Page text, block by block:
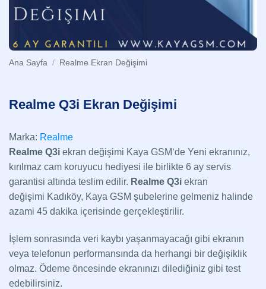
Ana Sayfa / Realme Ekran Değişimi
Realme Q3i Ekran Değişimi
Marka: Realme
Realme Q3i ekran değişimi Kaya GSM‘de Yeni ekranınız,
kırılmaz cam koruyucu hediyesi ile birlikte 6 ay servis
garantisi altında teslim edilir. Realme Q3i ekran
değişimi Kadıköy, Kaya GSM şubelerine gelmeniz halinde
azami 45 dakika içerisinde gerçekleştirilir.
İşlem sonrasında veri kaybı yaşanmayacağı gibi ekranın
veya telefonun performansında da herhangi bir değişiklik
olmaz. Ödeme öncesinde ekranınızı dilediğiniz gibi test
edebilirsiniz.